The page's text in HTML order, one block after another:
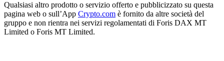
Qualsiasi altro prodotto o servizio offerto e pubblicizzato su questa
pagina web o sull’App Crypto.com è fornito da altre società del
gruppo e non rientra nei servizi regolamentati di Foris DAX MT
Limited o Foris MT Limited.